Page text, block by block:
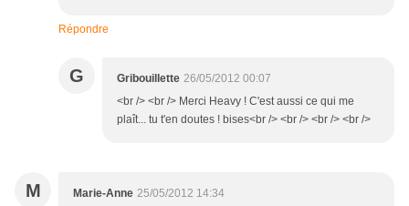
Répondre
G Gribouillette 26/05/2012 00:07
<br /> <br /> Merci Heavy ! C'est aussi ce qui me
plaît... tu t'en doutes ! bises<br /> <br /> <br /> <br />
M Marie-Anne 25/05/2012 14:34